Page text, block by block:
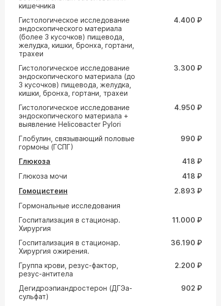
кишечника
Гистологическое исследование
эндоскопического материала
(более 3 кусочков) пищевода,
желудка, кишки, бронха, гортани,
трахеи
4.400 ₽
Гистологическое исследование
эндоскопического материала (до
3 кусочков) пищевода, желудка,
кишки, бронха, гортани, трахеи
3.300 ₽
Гистологическое исследование
эндоскопического материала +
выявление Helicoвacter Pylori
4.950 ₽
Глобулин, связывающий половые
гормоны (ГСПГ)
990 ₽
Глюкоза
418 ₽
Глюкоза мочи
418 ₽
Гомоцистеин
2.893 ₽
Гормональные исследования
Госпитализация в стационар.
Хирургия
11.000 ₽
Госпитализация в стационар.
Хирургия ожирения.
36.190 ₽
Группа крови, резус-фактор,
резус-антитела
2.200 ₽
Дегидроэпиандростерон (ДГЭа-
сульфат)
902 ₽